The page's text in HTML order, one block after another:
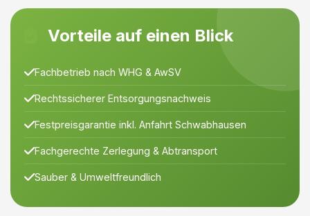
Vorteile auf einen Blick
Fachbetrieb nach WHG & AwSV
Rechtssicherer Entsorgungsnachweis
Festpreisgarantie inkl. Anfahrt Schwabhausen
Fachgerechte Zerlegung & Abtransport
Sauber & Umweltfreundlich